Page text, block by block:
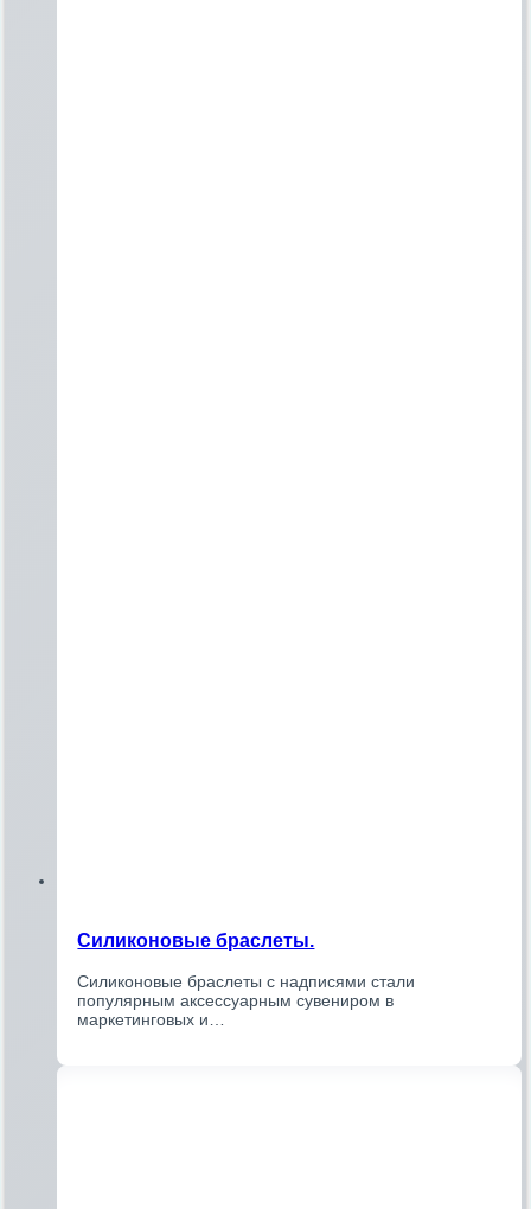
Силиконовые браслеты.
Силиконовые браслеты с надписями стали
популярным аксессуарным сувениром в
маркетинговых и…